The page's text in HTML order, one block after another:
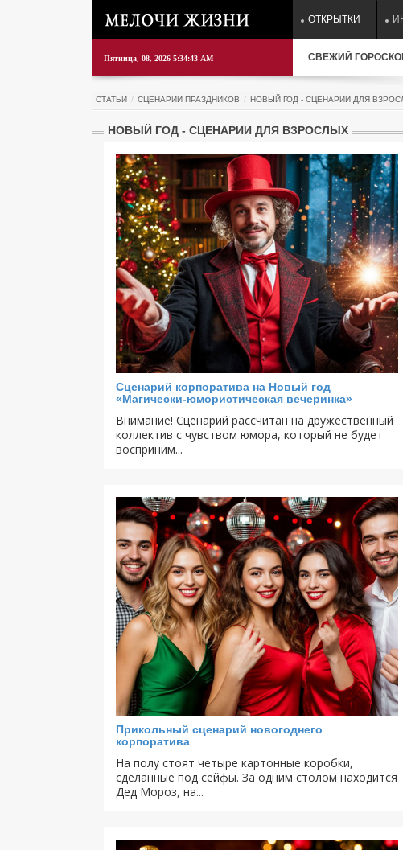
ОТКРЫТКИ
Пятница, 08, 2026 5:34:44 AM СВЕЖИЙ
СТАТЬИ СЦЕНАРИИ ПРАЗДНИКОВ НОВЫЙ ГОД - СЦЕНАРИИ ДЛЯ
НОВЫЙ ГОД - СЦЕНАРИИ ДЛЯ ВЗРОСЛЫХ
Сценарий корпоратива на Новый год
«Магически-юмористическая вечеринка»
Внимание! Сценарий рассчитан на дружественный
коллектив с чувством юмора, который не будет
восприним...
Прикольный сценарий новогоднего
корпоратива
На полу стоят четыре картонные коробки,
сделанные под сейфы. За одним столом находится
Дед Мороз, на...